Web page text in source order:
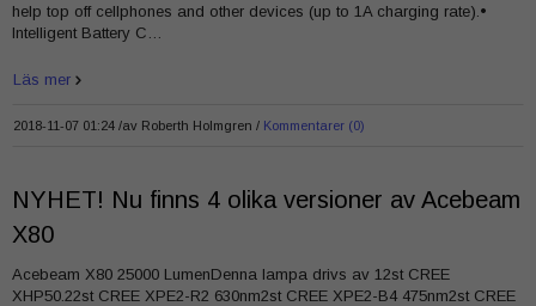
help top off cellphones and other devices (up to 1A charging rate).•
Intelligent Battery C…
2018-11-07 01:24 /av Roberth Holmgren Kommentarer (0)
Läs mer
NYHET! Nu finns 4 olika versioner av Acebeam
X80
Acebeam X80 25000 LumenDenna lampa drivs av 12st CREE
XHP50.22st CREE XPE2-R2 630nm2st CREE XPE2-B4 475nm2st CREE